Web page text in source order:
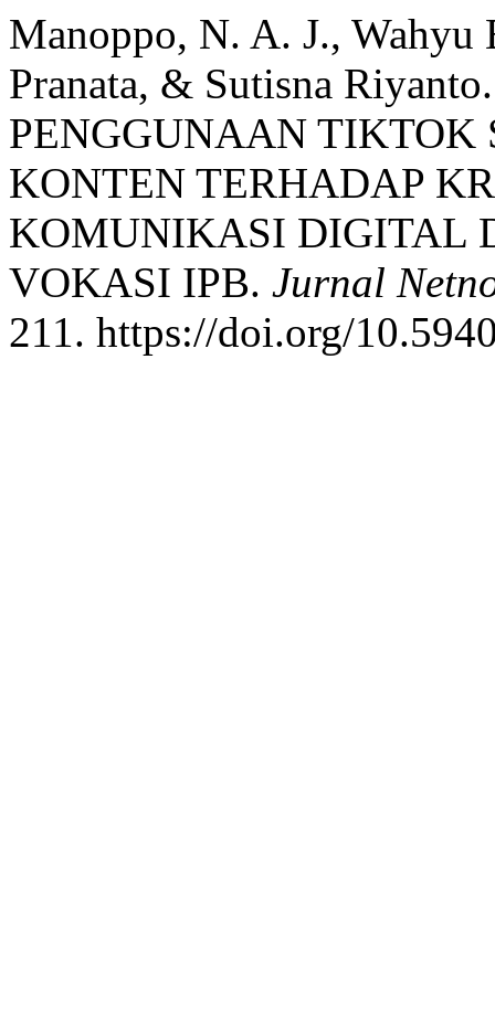
Manoppo, N. A. J.,
Pranata, & Sutisna
PENGGUNAAN TIKTOK
KONTEN TERHADAP
KOMUNIKASI DIGITAL
VOKASI IPB. Jurnal
211. https://doi.org/